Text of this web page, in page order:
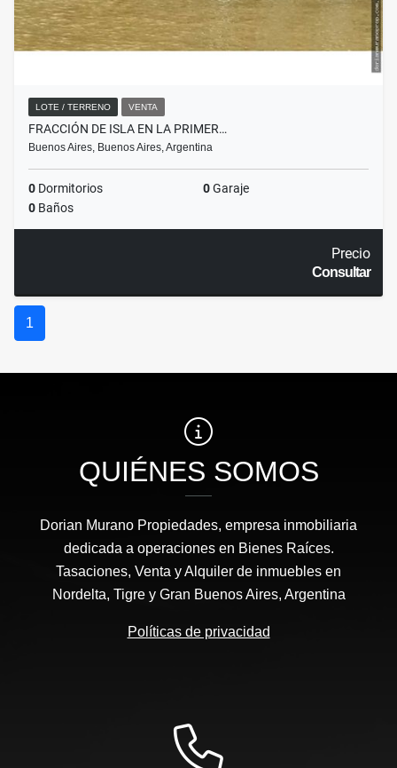
LOTE / TERRENO VENTA
FRACCIÓN DE ISLA EN LA PRIMER…
Buenos Aires, Buenos Aires, Argentina
0 Dormitorios 0Garaje
0 Baños
Precio
Consultar
1
QUIÉNES SOMOS
Dorian Murano Propiedades, empresa inmobiliaria
dedicada a operaciones en Bienes Raíces.
Tasaciones, Venta y Alquiler de inmuebles en
Nordelta, Tigre y Gran Buenos Aires, Argentina
Políticas de privacidad